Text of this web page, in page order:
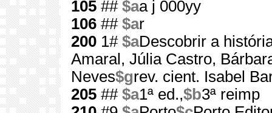
105 ## $aa j 000yy
106 ## $ar
200 1# $aDescobrir a
Amaral, Júlia Castro,
Neves$grev. cient. Isabel
205 ## $a1ª ed.,$b3ª reimp